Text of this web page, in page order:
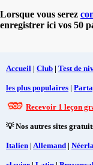
Lorsque vous serez
enregistrer ici vos 50
Accueil | Club | Test de
les plus populaires |
Recevoir 1 leçon
💡 Nos autres sites
Italien | Allemand |